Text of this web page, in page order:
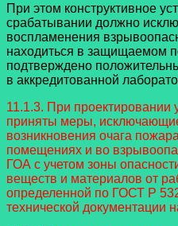
При этом конструктивное
срабатывании должно
воспламенения
находиться в защищаемом
подтверждено
в аккредитованной
11.1.3. При проектировании
приняты меры,
возникновения очага
помещениях и во
ГОА с учетом зоны
веществ и материалов от
определенной по ГОСТ Р
технической документации